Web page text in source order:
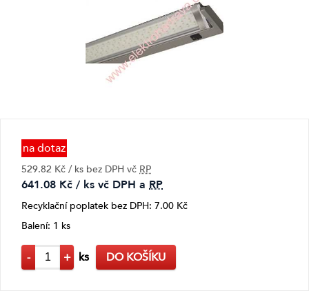
na dotaz
529.82 Kč / ks bez DPH vč RP
641.08 Kč / ks vč DPH a RP
Recyklační poplatek bez DPH: 7.00 Kč
Balení: 1 ks
- + ks DO KOŠÍKU